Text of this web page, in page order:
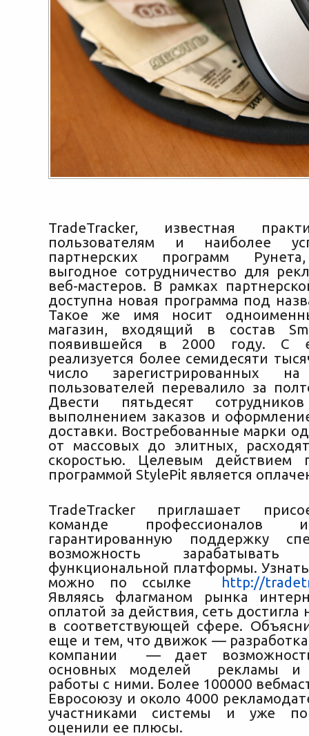
TradeTracker, известная
пользователям и наиболее
партнерских программ
выгодное сотрудничество для
веб-мастеров. В рамках
доступна новая программа под
Такое же имя носит
магазин, входящий в состав
появившейся в 2000 году. С
реализуется более семидесяти
число зарегистрированных
пользователей перевалило за
Двести пятьдесят
выполнением заказов и
доставки. Востребованные марки
от массовых до элитных,
скоростью. Целевым действием
программой StylePit является
TradeTracker приглашает
команде профессионалов
гарантированную поддержку
возможность
функциональной платформы.
можно по ссылке http://
Являясь флагманом рынка
оплатой за действия, сеть
в соответствующей сфере.
еще и тем, что движок —
компании — дает
основных моделей рекламы и
работы с ними. Более 100000
Евросоюзу и около 4000
участниками системы и уже по
оценили ее плюсы.